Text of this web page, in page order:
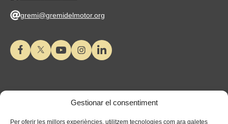
Gestionar el consentiment
Per oferir les millors experiències, utilitzem tecnologies com ara galetes
gremi@gremidelmotor.org